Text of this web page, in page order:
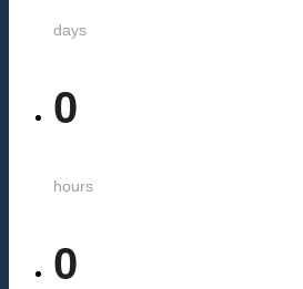
days
0
hours
0